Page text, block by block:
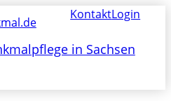
KontaktLogin
in Sachsen